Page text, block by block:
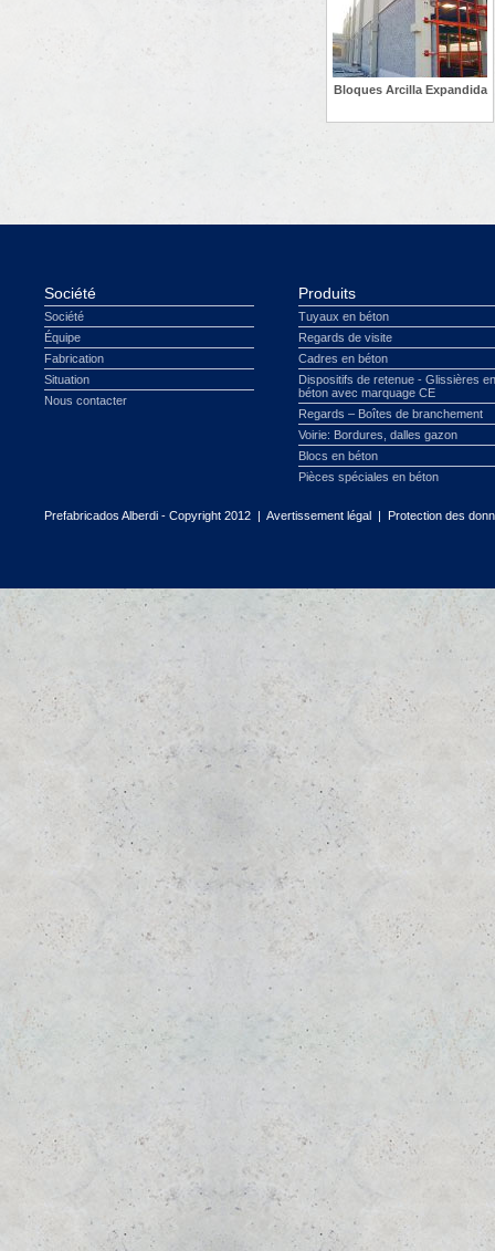
Bloques Arcilla Expandida
Société
Société
Équipe
Fabrication
Situation
Nous contacter
Produits
Tuyaux en béton
Regards de visite
Cadres en béton
Dispositifs de retenue - Glissières en
béton avec marquage CE
Regards – Boîtes de branchement
Voirie: Bordures, dalles gazon
Blocs en béton
Pièces spéciales en béton
Prefabricados Alberdi - Copyright 2012 | Avertissement légal | Protection des